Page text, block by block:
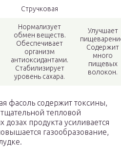
Стручковая
Нормализует
обмен веществ.
Обеспечивает
организм
антиоксидантами.
Стабилизирует
уровень сахара.
Улучшает
Содержит
много
пищевых
волокон.
фасоль содержит токсины,
тепловой
продукта усиливается
газообразование,